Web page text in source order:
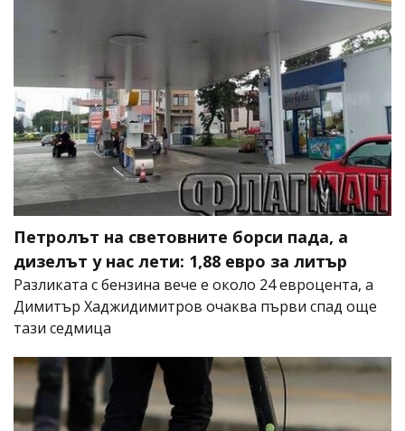
Петролът на световните борси пада, а
дизелът у нас лети: 1,88 евро за литър
Разликата с бензина вече е около 24 евроцента, а
Димитър Хаджидимитров очаква първи спад още
тази седмица